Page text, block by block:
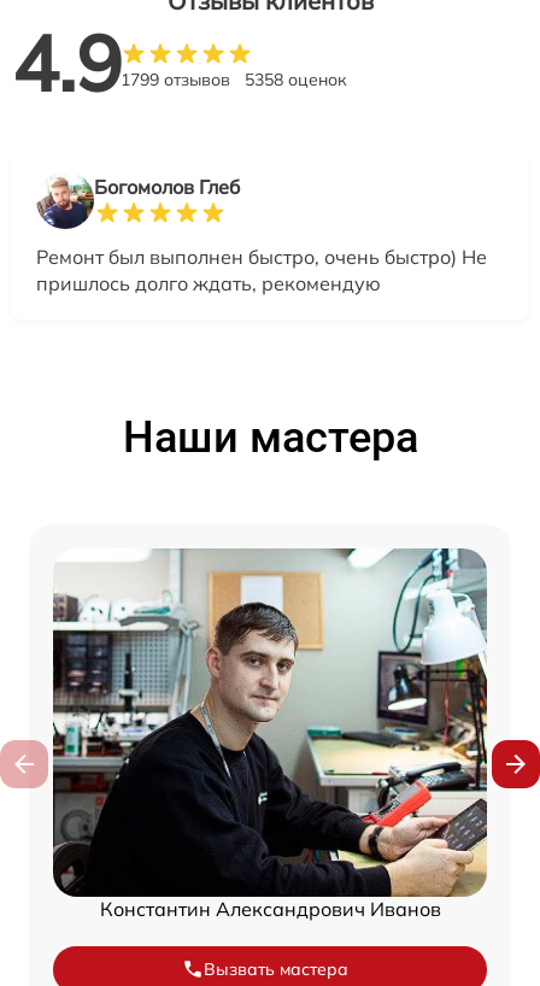
4.91799 отзывов 5358 оценок
Богомолов Глеб
Ремонт был выполнен быстро, очень быстро) Не
пришлось долго ждать, рекомендую
Наши мастера
Константин Александрович Иванов
Вызвать мастера